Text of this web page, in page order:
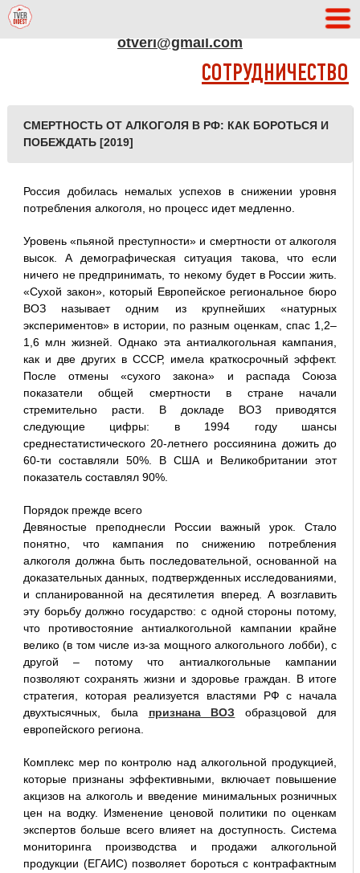
otveri@gmail.com
СОТРУДНИЧЕСТВО
СМЕРТНОСТЬ ОТ АЛКОГОЛЯ В РФ: КАК БОРОТЬСЯ И
ПОБЕЖДАТЬ [2019]
Россия добилась немалых успехов в снижении уровня
потребления алкоголя, но процесс идет медленно.
Уровень «пьяной преступности» и смертности от алкоголя
высок. А демографическая ситуация такова, что если
ничего не предпринимать, то некому будет в России жить.
«Сухой закон», который Европейское региональное бюро
ВОЗ называет одним из крупнейших «натурных
экспериментов» в истории, по разным оценкам, спас 1,2–
1,6 млн жизней. Однако эта антиалкогольная кампания,
как и две других в СССР, имела краткосрочный эффект.
После отмены «сухого закона» и распада Союза
показатели общей смертности в стране начали
стремительно расти. В докладе ВОЗ приводятся
следующие цифры: в 1994 году шансы
среднестатистического 20-летнего россиянина дожить до
60-ти составляли 50%. В США и Великобритании этот
показатель составлял 90%.
Порядок прежде всего
Девяностые преподнесли России важный урок. Стало
понятно, что кампания по снижению потребления
алкоголя должна быть последовательной, основанной на
доказательных данных, подтвержденных исследованиями,
и спланированной на десятилетия вперед. А возглавить
эту борьбу должно государство: с одной стороны потому,
что противостояние антиалкогольной кампании крайне
велико (в том числе из-за мощного алкогольного лобби), с
другой – потому что антиалкогольные кампании
позволяют сохранять жизни и здоровье граждан. В итоге
стратегия, которая реализуется властями РФ с начала
двухтысячных, была признана ВОЗ образцовой для
европейского региона.
Комплекс мер по контролю над алкогольной продукцией,
которые признаны эффективными, включает повышение
акцизов на алкоголь и введение минимальных розничных
цен на водку. Изменение ценовой политики по оценкам
экспертов больше всего влияет на доступность. Система
мониторинга производства и продажи алкогольной
продукции (ЕГАИС) позволяет бороться с контрафактным